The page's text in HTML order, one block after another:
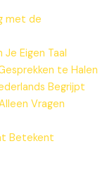
met de
Je Eigen Taal
te Halen
Begrijpt
Vragen
Betekent